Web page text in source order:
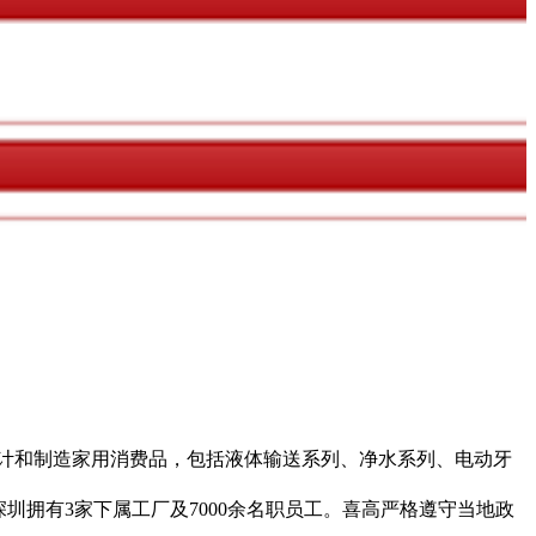
和制造家用消费品，包括液体输送系列、净水系列、电动牙
拥有3家下属工厂及7000余名职员工。喜高严格遵守当地政